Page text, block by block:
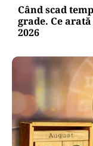
Când scad
grade. Ce
2026